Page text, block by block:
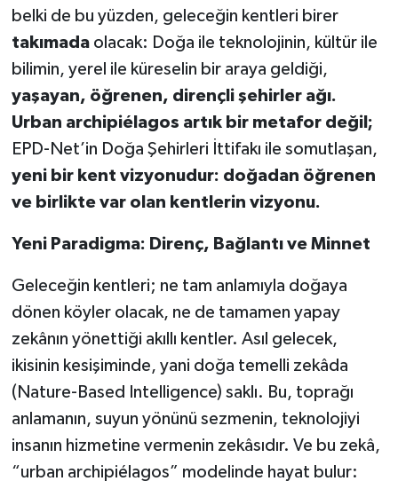
belki de bu yüzden, geleceğin kentleri birer
takımadaolacak: Doğa ile teknolojinin, kültür ile
bilimin, yerel ile küreselin bir araya geldiği,
yaşayan, öğrenen, dirençli şehirler ağı.
Urban archipiélagos artık bir metafor değil;
EPD-Net’in Doğa Şehirleri İttifakı ile somutlaşan,
yeni bir kent vizyonudur: doğadan öğrenen
ve birlikte var olan kentlerin vizyonu.
Yeni Paradigma: Direnç, Bağlantı ve Minnet
Geleceğin kentleri; ne tam anlamıyla doğaya
dönen köyler olacak, ne de tamamen yapay
zekânın yönettiği akıllı kentler. Asıl gelecek,
ikisinin kesişiminde, yani doğa temelli zekâda
(Nature-Based Intelligence) saklı. Bu, toprağı
anlamanın, suyun yönünü sezmenin, teknolojiyi
insanın hizmetine vermenin zekâsıdır. Ve bu zekâ,
“urban archipiélagos” modelinde hayat bulur: